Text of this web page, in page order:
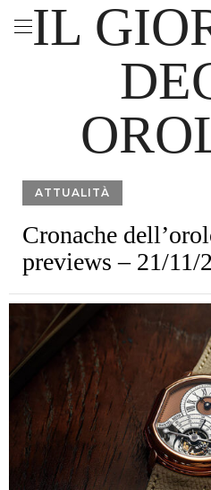
IL
ATTUALITÀ
Cronache
previews – 21/11/